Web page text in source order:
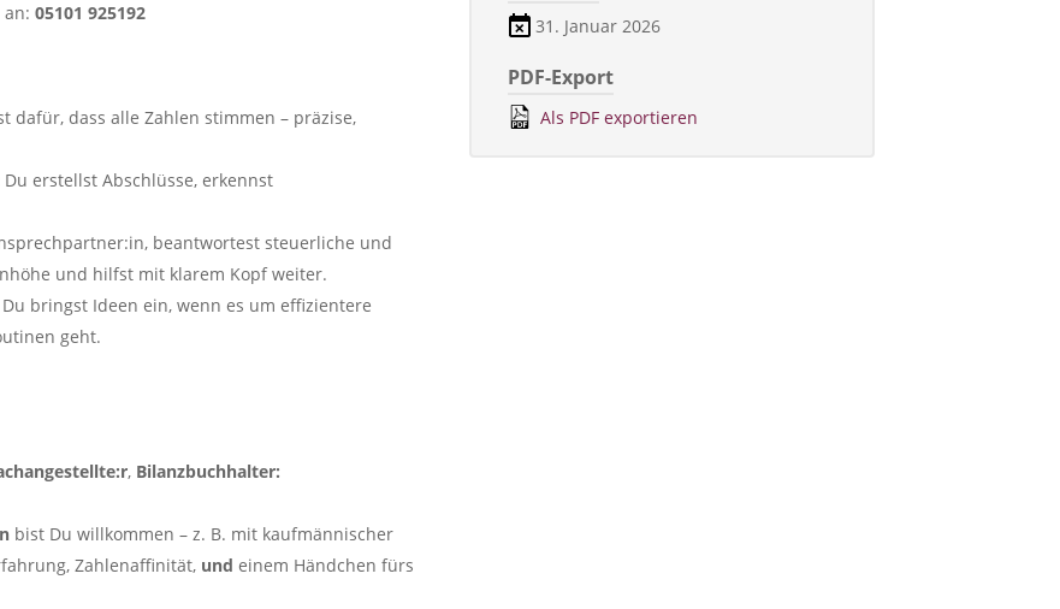
an:05101 925192
dafür, dass alle Zahlen stimmen – präzise,
Du erstellst Abschlüsse, erkennst
beantwortest steuerliche und
und hilfst mit klarem Kopf weiter.
Du bringst Ideen ein, wenn es um effizientere
geht.
, Bilanzbuchhalter:
bist Du willkommen – z. B. mit kaufmännischer
Zahlenaffinität, und einem Händchen fürs
31. Januar 2026
PDF-Export
Als PDF exportieren